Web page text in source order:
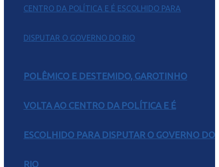
POLÊMICO E DESTEMIDO, GAROTINHO
VOLTA AO CENTRO DA POLÍTICA E É
ESCOLHIDO PARA DISPUTAR O GOVERNO DO
RIO